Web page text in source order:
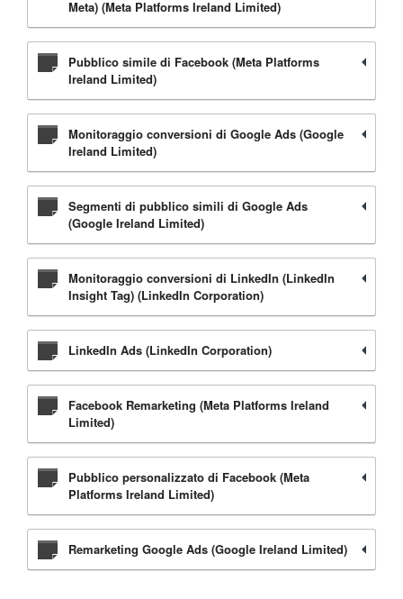
Meta) (Meta Platforms Ireland Limited)
Pubblico simile di Facebook (Meta Platforms
Ireland Limited)
Monitoraggio conversioni di Google Ads (Google
Ireland Limited)
Segmenti di pubblico simili di Google Ads
(Google Ireland Limited)
Monitoraggio conversioni di LinkedIn (LinkedIn
Insight Tag) (LinkedIn Corporation)
LinkedIn Ads (LinkedIn Corporation)
Facebook Remarketing (Meta Platforms Ireland
Limited)
Pubblico personalizzato di Facebook (Meta
Platforms Ireland Limited)
Remarketing Google Ads (Google Ireland Limited)